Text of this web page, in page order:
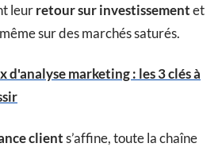
leurretour sur investissementet
sur des marchés saturés.
d'analyse marketing : les 3 clés à
clients’affine, toute la chaîne